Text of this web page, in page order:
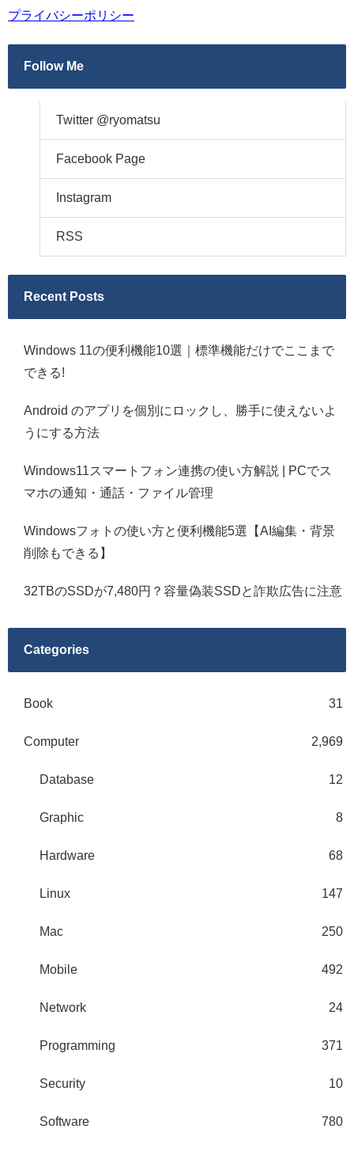
プライバシーポリシー
Follow Me
Twitter @ryomatsu
Facebook Page
Instagram
RSS
Recent Posts
Windows 11の便利機能10選｜標準機能だけでここまで
できる!
Android のアプリを個別にロックし、勝手に使えないよ
うにする方法
Windows11スマートフォン連携の使い方解説 | PCでス
マホの通知・通話・ファイル管理
Windowsフォトの使い方と便利機能5選【AI編集・背景
削除もできる】
32TBのSSDが7,480円？容量偽装SSDと詐欺広告に注意
Categories
Book 31
Computer 2,969
Database 12
Graphic 8
Hardware 68
Linux 147
Mac 250
Mobile 492
Network 24
Programming 371
Security 10
Software 780